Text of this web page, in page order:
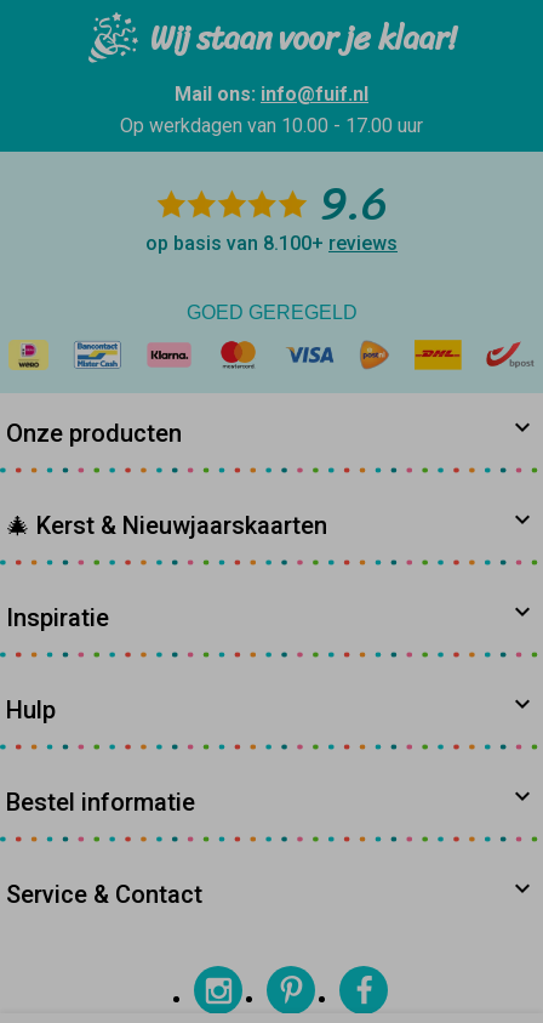
Wij staan voor je klaar!
Mail ons: info@fuif.nl
Op werkdagen van 10.00 - 17.00 uur
9.6
op basis van 8.100+ reviews
GOED GEREGELD
Onze producten
🎄 Kerst & Nieuwjaarskaarten
Inspiratie
Hulp
Bestel informatie
Service & Contact